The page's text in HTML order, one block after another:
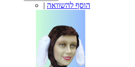
| הוסף להשוואה